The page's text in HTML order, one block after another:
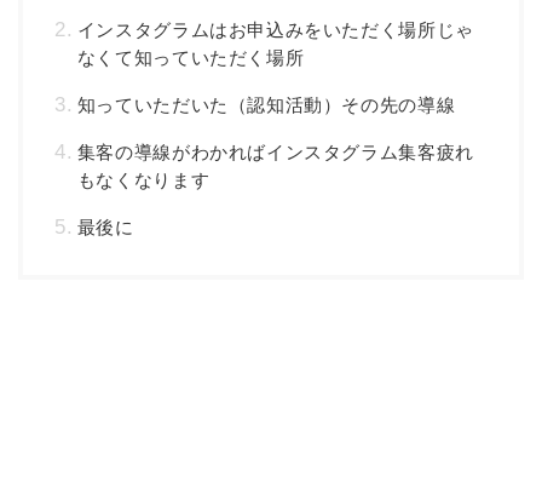
インスタグラムはお申込みをいただく場所じゃ
なくて知っていただく場所
知っていただいた（認知活動）その先の導線
集客の導線がわかればインスタグラム集客疲れ
もなくなります
最後に